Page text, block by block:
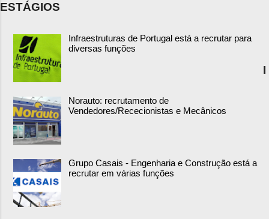
ESTÁGIOS
Infraestruturas de Portugal está a recrutar para
diversas funções
Norauto: recrutamento de
Vendedores/Rececionistas e Mecânicos
Grupo Casais - Engenharia e Construção está a
recrutar em várias funções
I